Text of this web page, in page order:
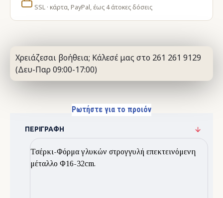
SSL · κάρτα, PayPal, έως 4 άτοκες δόσεις
Χρειάζεσαι βοήθεια; Κάλεσέ μας στο 261 261 9129
(Δευ-Παρ 09:00-17:00)
Ρωτήστε για το προιόν
ΠΕΡΙΓΡΑΦΉ
Τσέρκι-Φόρμα γλυκών στρογγυλή επεκτεινόμενη
μέταλλο Φ16-32cm.